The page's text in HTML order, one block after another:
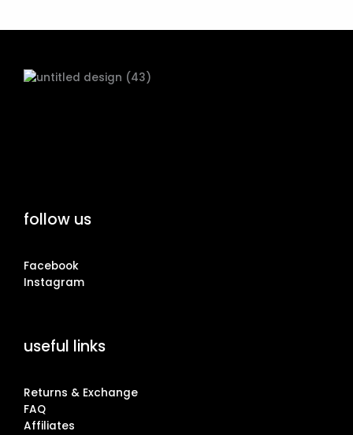
follow us
Facebook
Instagram
useful links
Returns & Exchange
FAQ
Affiliates